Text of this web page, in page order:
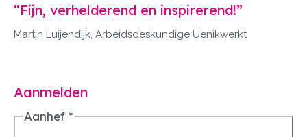
“Fijn, verhelderend en inspirerend!”
Martin Luijendijk, Arbeidsdeskundige Uenikwerkt
Aanmelden
Aanhef*